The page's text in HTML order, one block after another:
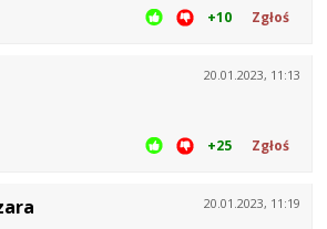
+10 Zgłoś
20.01.2023, 11:13
+25 Zgłoś
20.01.2023, 11:19